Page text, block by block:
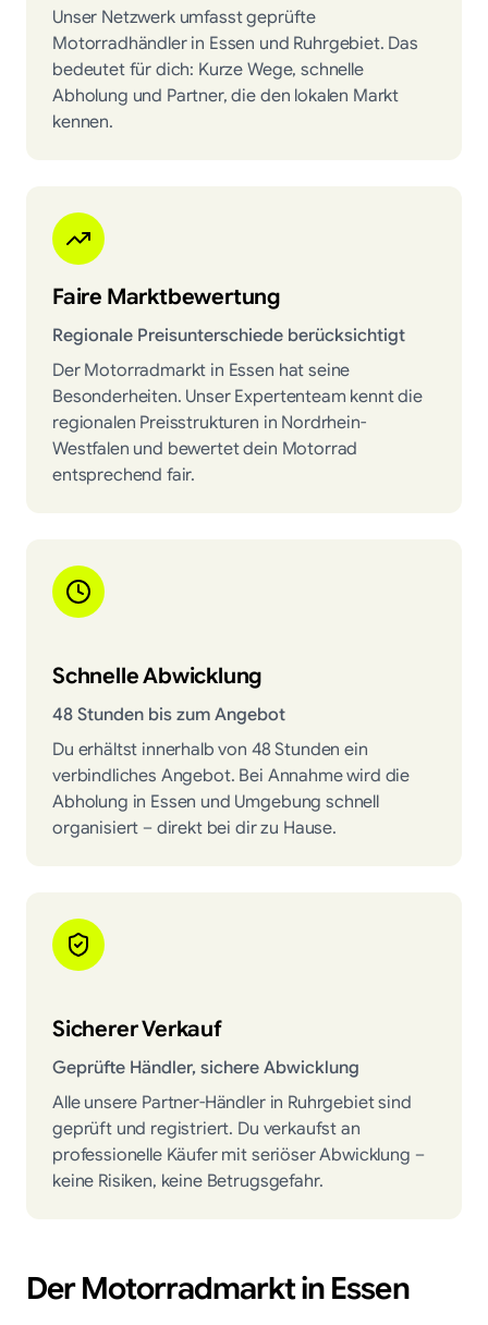
Unser Netzwerk umfasst geprüfte
Motorradhändler in Essen und Ruhrgebiet. Das
bedeutet für dich: Kurze Wege, schnelle
Abholung und Partner, die den lokalen Markt
kennen.
Faire Marktbewertung
Regionale Preisunterschiede berücksichtigt
Der Motorradmarkt in Essen hat seine
Besonderheiten. Unser Expertenteam kennt die
regionalen Preisstrukturen in Nordrhein-
Westfalen und bewertet dein Motorrad
entsprechend fair.
Schnelle Abwicklung
48 Stunden bis zum Angebot
Du erhältst innerhalb von 48 Stunden ein
verbindliches Angebot. Bei Annahme wird die
Abholung in Essen und Umgebung schnell
organisiert – direkt bei dir zu Hause.
Sicherer Verkauf
Geprüfte Händler, sichere Abwicklung
Alle unsere Partner-Händler in Ruhrgebiet sind
geprüft und registriert. Du verkaufst an
professionelle Käufer mit seriöser Abwicklung –
keine Risiken, keine Betrugsgefahr.
Der Motorradmarkt inEssen